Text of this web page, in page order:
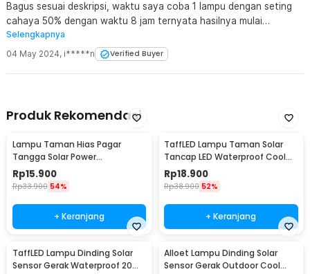
Bagus sesuai deskripsi, waktu saya coba 1 lampu dengan seting
cahaya 50% dengan waktu 8 jam ternyata hasilnya mulai
dinyalakan jam 17.45 sampai jam 02.10 sudah mulai redup dan
sekitar jam 03.20 baru mati. Sensor setting remote ada di bagian
dop lampu jadi seumpama lampu sudah rysak bisa diakali dg part
Selengkapnya
04 May 2024, i*****n Verified Buyer
Produk Rekomendasi
Lampu Taman Hias Pagar
Tangga Solar Power
Waterproof Cool White - HBT-
1501
Rp15.900
Rp33.900 54%
+ Keranjang
TaffLED Lampu Taman Solar
Tancap LED Waterproof Cool
White 6000K - YF-922
Rp18.900
Rp38.900 52%
+ Keranjang
TaffLED Lampu Dinding Solar
Sensor Gerak Waterproof 20
Alloet Lampu Dinding Solar
Sensor Gerak Outdoor Cool